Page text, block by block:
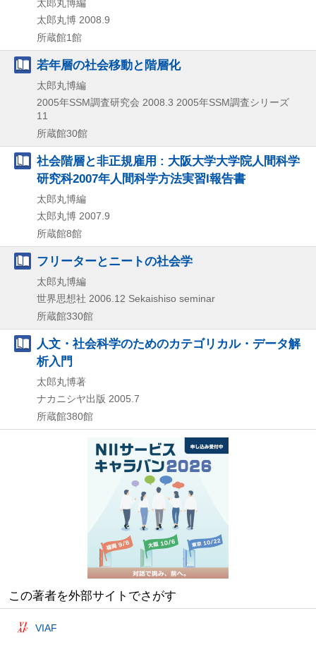
太郎丸博編
太郎丸博 2008.9
所蔵館1館
若年層の社会移動と階層化
太郎丸博編
2005年SSM調査研究会 2008.3 2005年SSM調査シリーズ
11
所蔵館30館
社会階層と非正規雇用 : 大阪大学大学院人間科学
研究科2007年人間科学方法実習I報告書
太郎丸博編
太郎丸博 2007.9
所蔵館8館
フリーターとニートの社会学
太郎丸博編
世界思想社 2006.12 Sekaishiso seminar
所蔵館330館
人文・社会科学のためのカテゴリカル・データ解
析入門
太郎丸博著
ナカニシヤ出版 2005.7
所蔵館380館
この著者を外部サイトでさがす
VIAF